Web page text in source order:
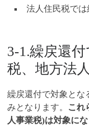
法人住民税で
3-1.繰戻還
税、地方法
繰戻還付で対象とな
みとなります。 これ
人事業税)は対象に